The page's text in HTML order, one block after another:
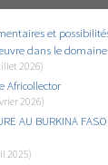
et
dans le domaine
2026)
Africollector
2026)
AU BURKINA
2025)